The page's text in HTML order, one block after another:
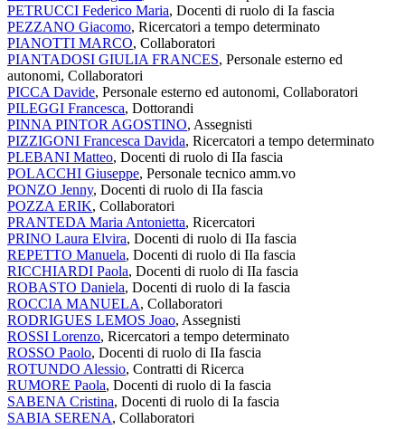
PETRUCCI Federico Maria, Docenti di ruolo di Ia fascia
PEZZANO Giacomo, Ricercatori a tempo determinato
PIANOTTI MARCO, Collaboratori
PIANTADOSI GIULIA FRANCES, Personale esterno ed
autonomi, Collaboratori
PICCA Davide, Personale esterno ed autonomi, Collaboratori
PILEGGI Francesca, Dottorandi
PINNA PINTOR AGOSTINO, Assegnisti
PIZZIGONI Francesca Davida, Ricercatori a tempo determinato
PLEBANI Matteo, Docenti di ruolo di IIa fascia
POLACCHI Giuseppe, Personale tecnico amm.vo
PONZO Jenny, Docenti di ruolo di IIa fascia
POZZA ERIK, Collaboratori
PRANTEDA Maria Antonietta, Ricercatori
PRINO Laura Elvira, Docenti di ruolo di IIa fascia
REPETTO Manuela, Docenti di ruolo di IIa fascia
RICCHIARDI Paola, Docenti di ruolo di IIa fascia
ROBASTO Daniela, Docenti di ruolo di Ia fascia
ROCCIA MANUELA, Collaboratori
RODRIGUES LEMOS Joao, Assegnisti
ROSSI Lorenzo, Ricercatori a tempo determinato
ROSSO Paolo, Docenti di ruolo di IIa fascia
ROTUNDO Alessio, Contratti di Ricerca
RUMORE Paola, Docenti di ruolo di Ia fascia
SABENA Cristina, Docenti di ruolo di Ia fascia
SABIA SERENA, Collaboratori